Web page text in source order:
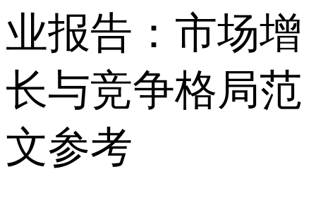
业报告：市场增
长与竞争格局范
文参考